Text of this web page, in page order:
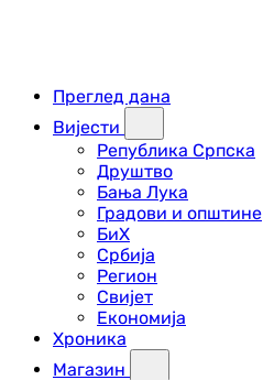
Преглед дана
Вијести
Република Српска
Друштво
Бања Лука
Градови и општине
БиХ
Србија
Регион
Свијет
Економија
Хроника
Магазин